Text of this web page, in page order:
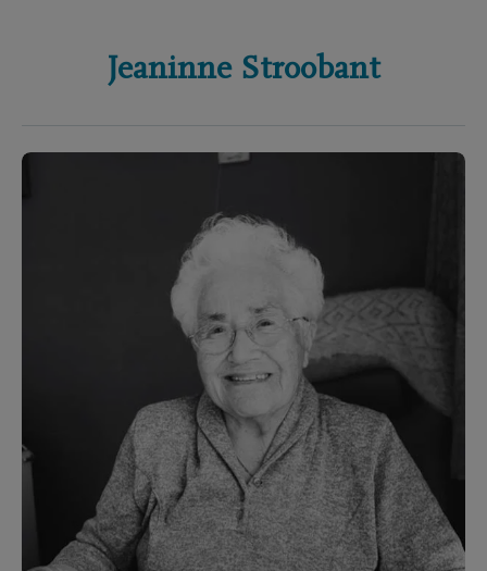
Jeaninne Stroobant